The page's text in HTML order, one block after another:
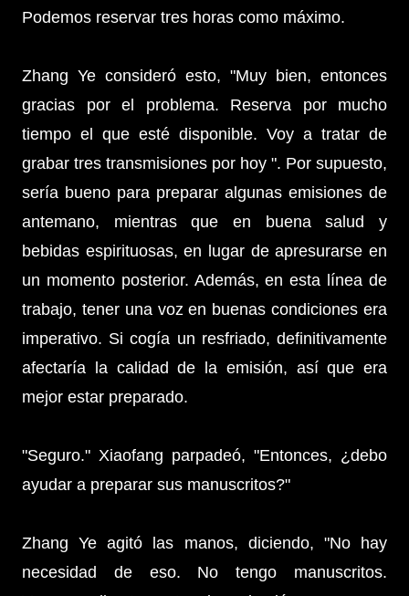
Podemos reservar tres horas como máximo.
Zhang Ye consideró esto, "Muy bien, entonces
gracias por el problema. Reserva por mucho
tiempo el que esté disponible. Voy a tratar de
grabar tres transmisiones por hoy ". Por supuesto,
sería bueno para preparar algunas emisiones de
antemano, mientras que en buena salud y
bebidas espirituosas, en lugar de apresurarse en
un momento posterior. Además, en esta línea de
trabajo, tener una voz en buenas condiciones era
imperativo. Si cogía un resfriado, definitivamente
afectaría la calidad de la emisión, así que era
mejor estar preparado.
"Seguro." Xiaofang parpadeó, "Entonces, ¿debo
ayudar a preparar sus manuscritos?"
Zhang Ye agitó las manos, diciendo, "No hay
necesidad de eso. No tengo manuscritos.